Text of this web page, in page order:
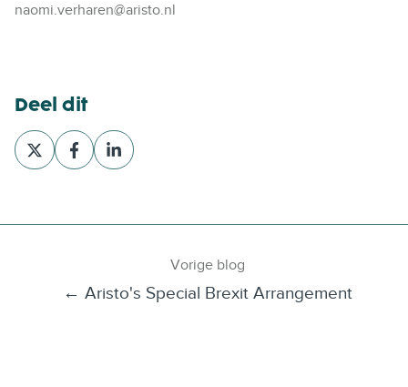
naomi.verharen@aristo.nl
Deel dit
D
e
v
D
e
v
D
e
v
L
Vorige blog
← Aristo's Special Brexit Arrangement